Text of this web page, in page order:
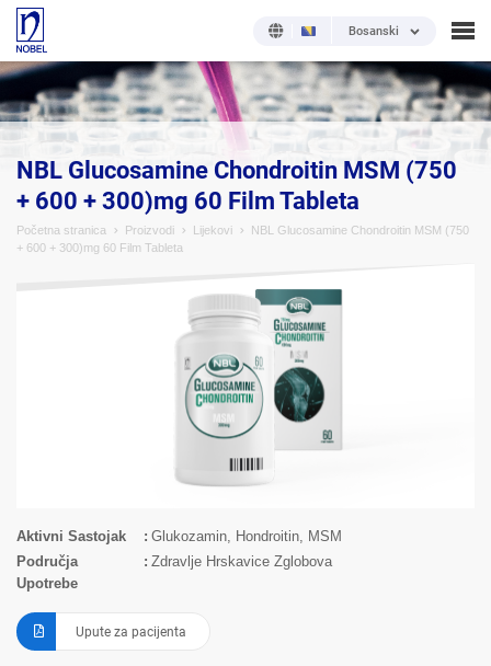
Bosanski
;
NBL Glucosamine Chondroitin MSM (750
+ 600 + 300)mg 60 Film Tableta
Početna stranica Proizvodi Lijekovi
NBL Glucosamine Chondroitin MSM (750
+ 600 + 300)mg 60 Film Tableta
Aktivni Sastojak
Glukozamin, Hondroitin, MSM
Područja
Upotrebe
Zdravlje Hrskavice Zglobova
Upute za pacijenta